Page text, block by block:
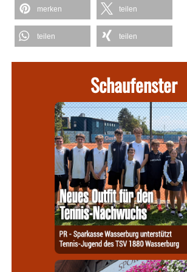
merken teilen
teilen teilen
Schaufenster